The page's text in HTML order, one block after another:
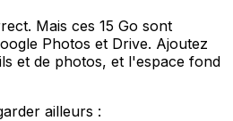
Mais ces 15 Go sont
Photos et Drive. Ajoutez
et de photos, et l'espace fond
ailleurs :